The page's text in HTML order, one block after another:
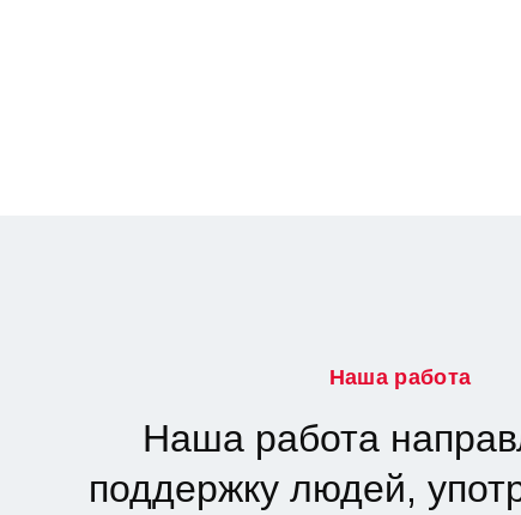
Наша работа
Наша работа
поддержку людей,